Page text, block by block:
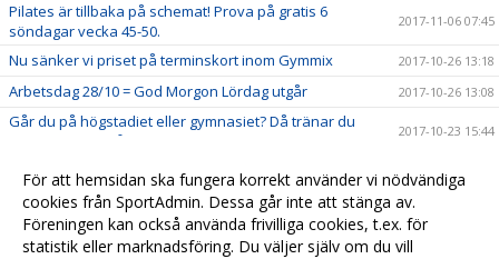
Pilates är tillbaka på schemat! Prova på gratis 6
söndagar vecka 45-50.
2017-11-06 07:45
Nu sänker vi priset på terminskort inom Gymmix 2017-10-26 13:18
Arbetsdag 28/10 = God Morgon Lördag utgår 2017-10-26 13:08
Går du på högstadiet eller gymnasiet? Då tränar du
gratis hos oss på höstlovet. Välkommen!
2017-10-23 15:44
Familjevecka måndag-torsdag vecka 43 2017-10-12 14:15
Välkommen till Hudikgympans nya hemsida 2017-09-06 15:01
Schema Gymmix 2017-09-06 14:52
För att hemsidan ska fungera korrekt använder vi nödvändiga
cookies från SportAdmin. Dessa går inte att stänga av.
Föreningen kan också använda frivilliga cookies, t.ex. för
statistik eller marknadsföring. Du väljer själv om du vill